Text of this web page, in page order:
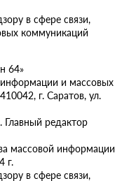
в сфере связи,
коммуникаций
64»
и массовых
г. Саратов, ул.
редактор
массовой информации
г.
в сфере связи,